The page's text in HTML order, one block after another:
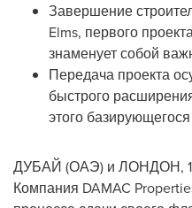
Завершение
Elms, первого
знаменует собой
Передача проекта
быстрого
этого
ДУБАЙ (ОАЭ) и ЛОНДОН,
Компания DAMAC